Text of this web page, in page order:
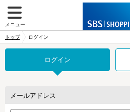
メニュー
トップ ログイン
ログイン
メールアドレス